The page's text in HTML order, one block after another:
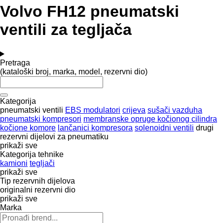
Volvo FH12 pneumatski
ventili za tegljača
Pretraga
(kataloški broj, marka, model, rezervni dio)
Kategorija
pneumatski ventili EBS modulatori crijeva sušači vazduha
pneumatski kompresori membranske opruge kočionog cilindra
kočione komore lančanici kompresora solenoidni ventili drugi
rezervni dijelovi za pneumatiku
prikaži sve
Kategorija tehnike
kamioni tegljači
prikaži sve
Tip rezervnih dijelova
originalni rezervni dio
prikaži sve
Marka